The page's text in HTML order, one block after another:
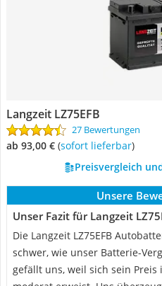
Langzeit LZ75EFB
27 Bewertungen
ab 93,00 € ( Sofort lieferbar)
Preisvergleich
Unsere
Unser Fazit für Langzeit
Die Langzeit LZ75EFB
schwer, wie unser Batterie-
gefällt uns, weil sich sein Preis